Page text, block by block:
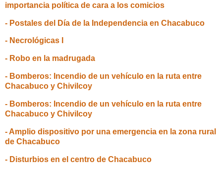
importancia política de cara a los comicios
- Postales del Día de la Independencia en Chacabuco
- Necrológicas I
- Robo en la madrugada
- Bomberos: Incendio de un vehículo en la ruta entre
Chacabuco y Chivilcoy
- Bomberos: Incendio de un vehículo en la ruta entre
Chacabuco y Chivilcoy
- Amplio dispositivo por una emergencia en la zona rural
de Chacabuco
- Disturbios en el centro de Chacabuco